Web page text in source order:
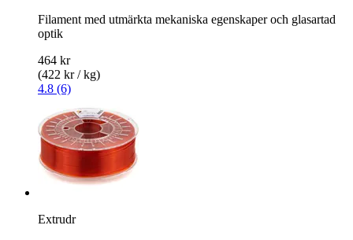
Filament med utmärkta mekaniska egenskaper och glasartad
optik
464 kr
(422 kr / kg)
4.8 (6)
Extrudr